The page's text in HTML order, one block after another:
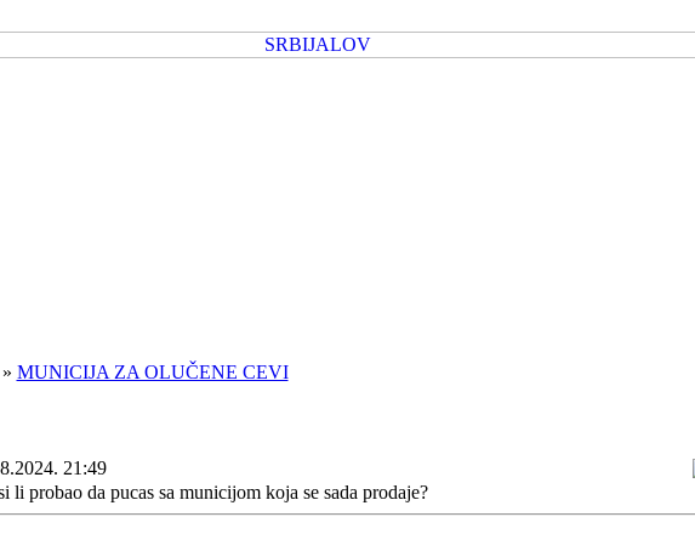
MUNICIJA ZA OLUČENE CEVI
21:49
li probao da pucas sa municijom koja se sada prodaje?